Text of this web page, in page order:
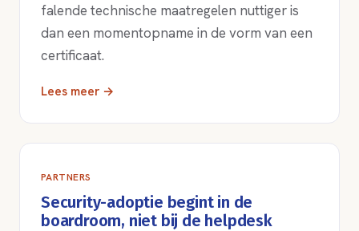
falende technische maatregelen nuttiger is
dan een momentopname in de vorm van een
certificaat.
Lees meer →
PARTNERS
Security-adoptie begint in de
boardroom, niet bij de helpdesk